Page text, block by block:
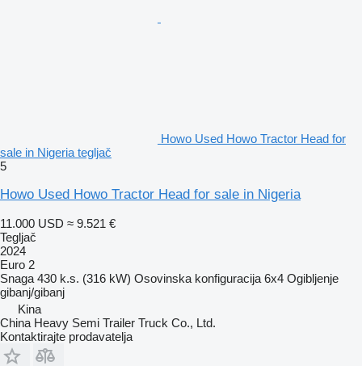
Howo Used Howo Tractor Head for
sale in Nigeria tegljač
5
Howo Used Howo Tractor Head for sale in Nigeria
11.000 USD ≈ 9.521 €
Tegljač
2024
Euro 2
Snaga 430 k.s. (316 kW) Osovinska konfiguracija 6x4 Ogibljenje
gibanj/gibanj
Kina
China Heavy Semi Trailer Truck Co., Ltd.
Kontaktirajte prodavatelja